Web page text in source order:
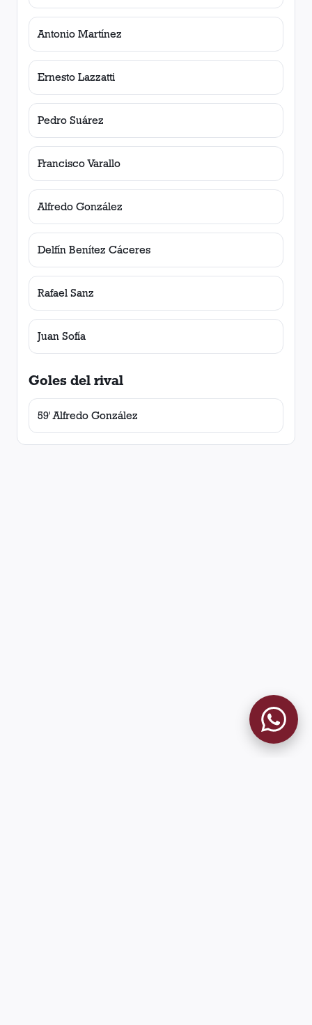
Antonio Martínez
Ernesto Lazzatti
Pedro Suárez
Francisco Varallo
Alfredo González
Delfín Benítez Cáceres
Rafael Sanz
Juan Sofía
Goles del rival
59' Alfredo González